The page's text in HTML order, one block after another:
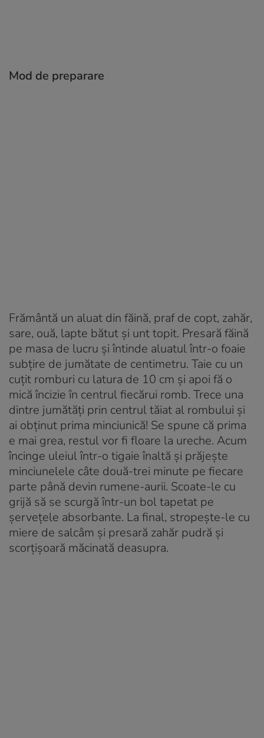
Mod de preparare
Frământă un aluat din făină, praf de copt, zahăr,
sare, ouă, lapte bătut și unt topit. Presară făină
pe masa de lucru și întinde aluatul într-o foaie
subțire de jumătate de centimetru. Taie cu un
cuțit romburi cu latura de 10 cm și apoi fă o
mică încizie în centrul fiecărui romb. Trece una
dintre jumătăți prin centrul tăiat al rombului și
ai obținut prima minciunică! Se spune că prima
e mai grea, restul vor fi floare la ureche. Acum
încinge uleiul într-o tigaie înaltă și prăjește
minciunelele câte două-trei minute pe fiecare
parte până devin rumene-aurii. Scoate-le cu
grijă să se scurgă într-un bol tapetat pe
șervețele absorbante. La final, stropește-le cu
miere de salcâm și presară zahăr pudră și
scorțișoară măcinată deasupra.